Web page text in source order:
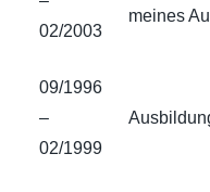
02/2003
meines
09/1996
–
02/1999